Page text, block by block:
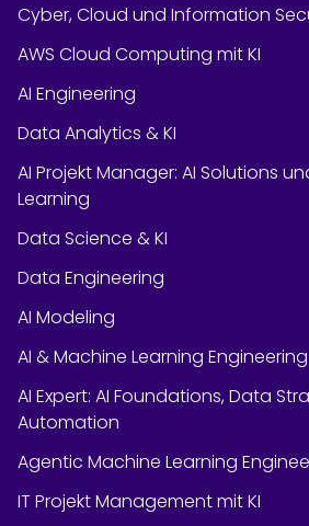
Cyber, Cloud und Information
AWS Cloud Computing mit KI
AI Engineering
Data Analytics & KI
AI Projekt Manager: AI Solutions
Learning
Data Science & KI
Data Engineering
AI Modeling
AI & Machine Learning Engineering
AI Expert: AI Foundations, Data
Automation
Agentic Machine Learning
IT Projekt Management mit KI